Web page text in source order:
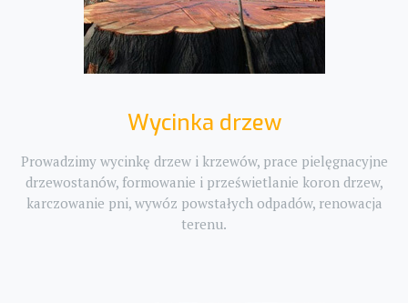
Wycinka drzew
Prowadzimy wycinkę drzew i krzewów, prace pielęgnacyjne
drzewostanów, formowanie i prześwietlanie koron drzew,
karczowanie pni, wywóz powstałych odpadów, renowacja
terenu.